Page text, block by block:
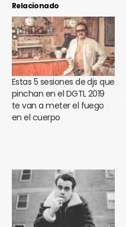
Relacionado
Estas 5 sesiones de djs que
pinchan en el DGTL 2019
te van a meter el fuego
en el cuerpo